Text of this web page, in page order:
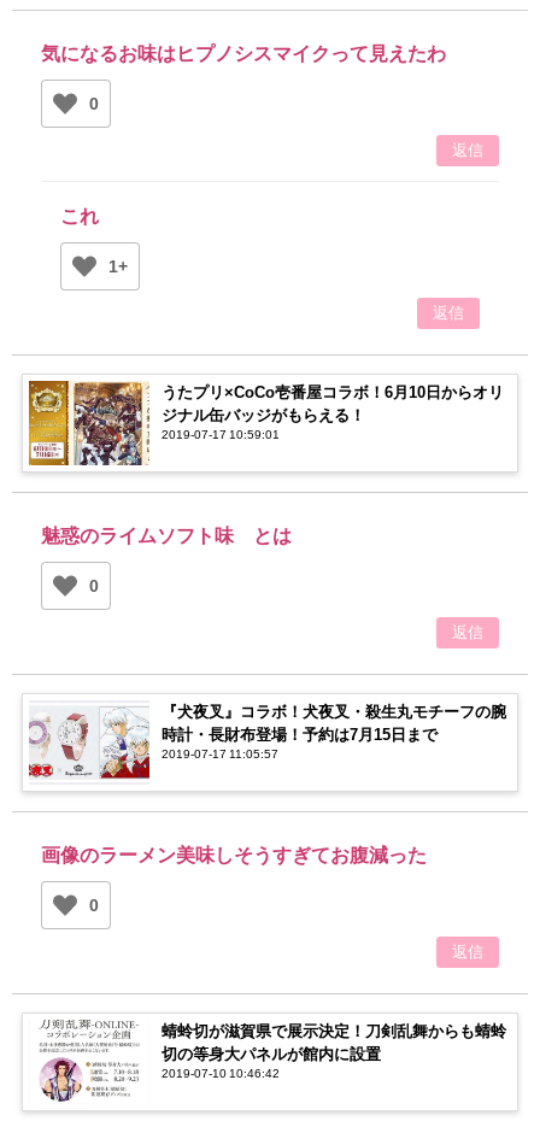
気になるお味はヒプノシスマイクって見えたわ
0
返信
これ
1+
返信
うたプリ×CoCo壱番屋コラボ！6月10日からオリ
ジナル缶バッジがもらえる！
2019-07-17 10:59:01
魅惑のライムソフト味 とは
0
返信
『犬夜叉』コラボ！犬夜叉・殺生丸モチーフの腕
時計・長財布登場！予約は7月15日まで
2019-07-17 11:05:57
画像のラーメン美味しそうすぎてお腹減った
0
返信
蜻蛉切が滋賀県で展示決定！刀剣乱舞からも蜻蛉
切の等身大パネルが館内に設置
2019-07-10 10:46:42